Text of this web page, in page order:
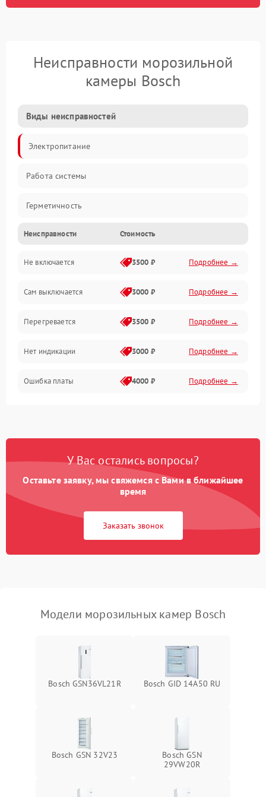
Неисправности морозильной
камеры Bosch
Виды неисправностей
Электропитание
Работа системы
Герметичность
Механика
Неисправности Стоимость
Не включается 3500 ₽ Подробнее →
Сам выключается 3000 ₽ Подробнее →
Перегревается 3500 ₽ Подробнее →
Нет индикации 3000 ₽ Подробнее →
Ошибка платы 4000 ₽ Подробнее →
У Вас остались вопросы?
Оставьте заявку, мы свяжемся с Вами в ближайшее
время
Заказать звонок
Модели морозильных камер Bosch
Bosch GSN36VL21R Bosch GID 14A50 RU
Bosch GSN 32V23
Bosch GSN
29VW20R